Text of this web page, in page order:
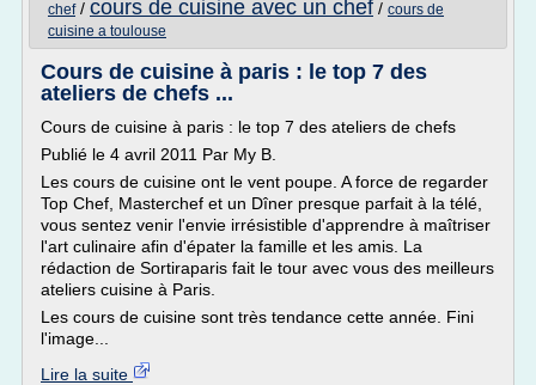
chef/ cours de cuisine avec un chef / cours de
cuisine a toulouse
Cours de cuisine à paris : le top 7 des
ateliers de chefs ...
Cours de cuisine à paris : le top 7 des ateliers de chefs
Publié le 4 avril 2011 Par My B.
Les cours de cuisine ont le vent poupe. A force de regarder
Top Chef, Masterchef et un Dîner presque parfait à la télé,
vous sentez venir l'envie irrésistible d'apprendre à maîtriser
l'art culinaire afin d'épater la famille et les amis. La
rédaction de Sortiraparis fait le tour avec vous des meilleurs
ateliers cuisine à Paris.
Les cours de cuisine sont très tendance cette année. Fini
l'image...
Lire la suite